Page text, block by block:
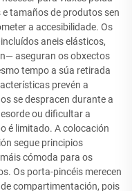
tamaños de produtos sen
a accesibilidade. Os
aneis elásticos,
aseguran os obxectos
tempo a súa retirada
prevén a
se despracen durante a
ou dificultar a
é limitado. A colocación
segue principios
cómoda para os
Os porta-pincéis merecen
compartimentación, pois